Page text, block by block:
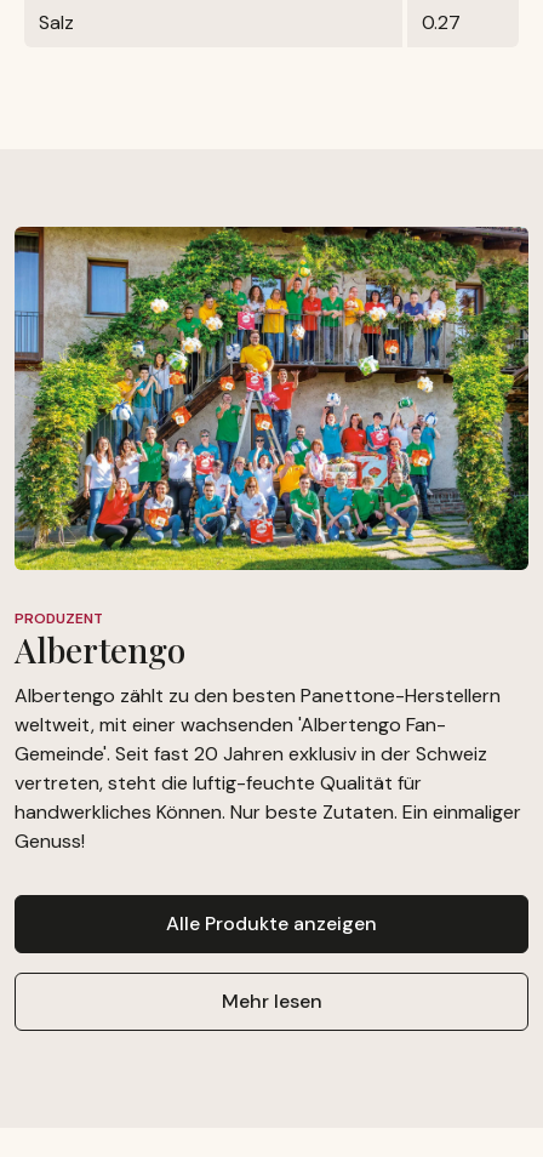
Salz 0.27
PRODUZENT
Albertengo
Albertengo zählt zu den besten Panettone-Herstellern
weltweit, mit einer wachsenden 'Albertengo Fan-
Gemeinde'. Seit fast 20 Jahren exklusiv in der Schweiz
vertreten, steht die luftig-feuchte Qualität für
handwerkliches Können. Nur beste Zutaten. Ein einmaliger
Genuss!
Alle Produkte anzeigen
Mehr lesen